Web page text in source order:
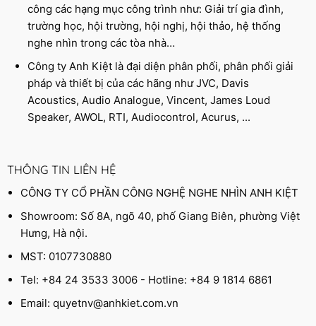
công các hạng mục công trình như: Giải trí gia đình,
trường học, hội trường, hội nghị, hội thảo, hệ thống
nghe nhìn trong các tòa nhà…
Công ty Anh Kiệt là đại diện phân phối, phân phối giải
pháp và thiết bị của các hãng như JVC, Davis
Acoustics, Audio Analogue, Vincent, James Loud
Speaker, AWOL, RTI, Audiocontrol, Acurus, ...
THÔNG TIN LIÊN HỆ
CÔNG TY CỔ PHẦN CÔNG NGHỆ NGHE NHÌN ANH KIỆT
Showroom: Số 8A, ngõ 40, phố Giang Biên, phường Việt
Hưng, Hà nội.
MST: 0107730880
Tel: +84 24 3533 3006 - Hotline: +84 9 1814 6861
Email:quyetnv@anhkiet.com.vn